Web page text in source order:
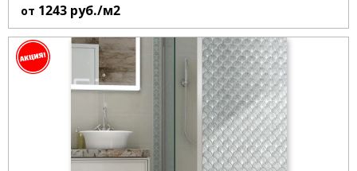
от 1243 руб./м2